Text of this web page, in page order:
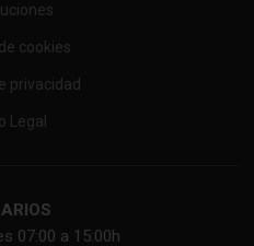
cookies
privacidad
Legal
07:00 a 15:00h